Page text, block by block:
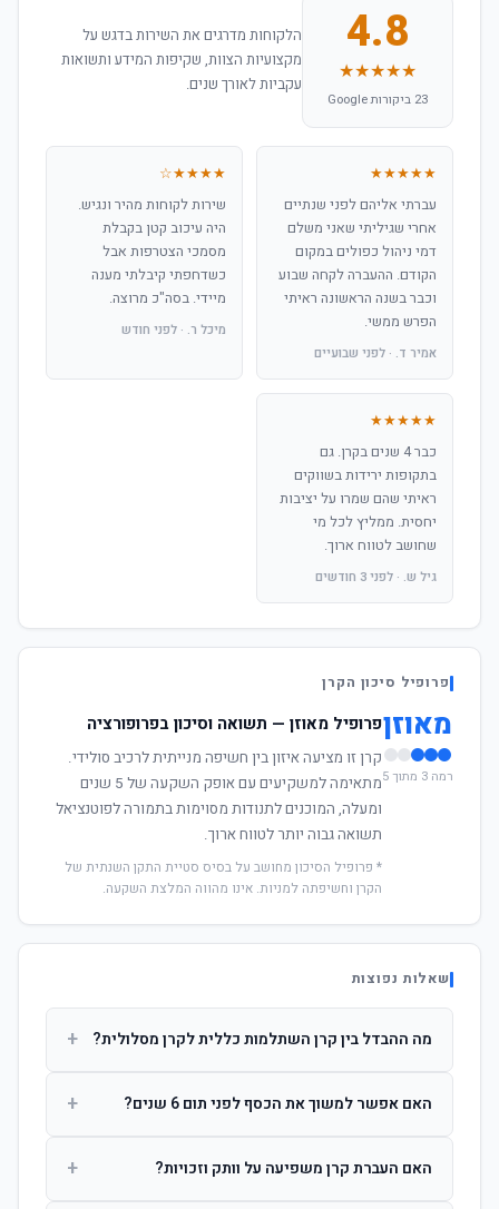
4.8
★★★★★
23 ביקורות Google
הלקוחות מדרגים את השירות בדגש על
מקצועיות הצוות, שקיפות המידע ותשואות
עקביות לאורך שנים.
★★★★★
עברתי אליהם לפני שנתיים
אחרי שגיליתי שאני משלם
דמי ניהול כפולים במקום
הקודם. ההעברה לקחה שבוע
וכבר בשנה הראשונה ראיתי
הפרש ממשי.
אמיר ד. · לפני שבועיים
★★★★☆
שירות לקוחות מהיר ונגיש.
היה עיכוב קטן בקבלת
מסמכי הצטרפות אבל
כשדחפתי קיבלתי מענה
מיידי. בסה"כ מרוצה.
מיכל ר. · לפני חודש
★★★★★
כבר 4 שנים בקרן. גם
בתקופות ירידות בשווקים
ראיתי שהם שמרו על יציבות
יחסית. ממליץ לכל מי
שחושב לטווח ארוך.
גיל ש. · לפני 3 חודשים
פרופיל סיכון הקרן
מאוזן
רמה 3 מתוך 5
פרופיל מאוזן — תשואה וסיכון בפרופורציה
קרן זו מציעה איזון בין חשיפה מנייתית לרכיב סולידי.
מתאימה למשקיעים עם אופק השקעה של 5 שנים
ומעלה, המוכנים לתנודות מסוימות בתמורה לפוטנציאל
תשואה גבוה יותר לטווח ארוך.
* פרופיל הסיכון מחושב על בסיס סטיית התקן השנתית של
הקרן וחשיפתה למניות. אינו מהווה המלצת השקעה.
שאלות נפוצות
מה ההבדל בין קרן השתלמות כללית לקרן מסלולית? +
ההשקעות. קרן מסלולית עוקבת אחרי מדד ספציפי ומאפשרת
האם אפשר למשוך את הכסף לפני תום 6 שנים? +
הרווחים. לאחר 6 שנים ניתן למשוך פטור ממס עד לתקרה
האם העברת קרן משפיעה על וותק וזכויות? +